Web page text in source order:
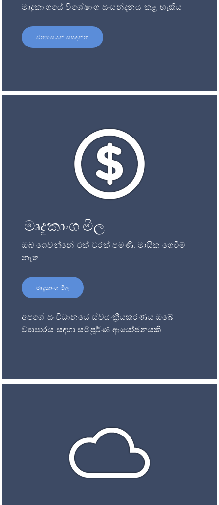
මෘදුකාංගයේ විශේෂාංග සංසන්දනය කළ හැකිය.
වින්‍යාසයන් සසඳන්න
මෘදුකාංග මිල
ඔබ ගෙවන්නේ එක් වරක් පමණි. මාසික ගෙවීම්
නැත!
මෘදුකාංග මිල
අපගේ සංවිධානයේ ස්වයංක්‍රීයකරණය ඔබේ
ව්‍යාපාරය සඳහා සම්පූර්ණ ආයෝජනයකි!